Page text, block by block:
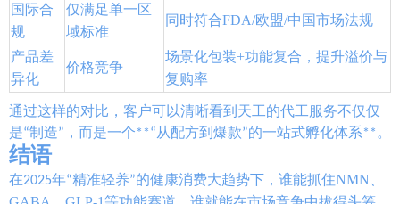
国际合
规
仅满足单一区
域标准
同时符合FDA/欧盟/中国市场法规
产品差
异化
价格竞争
场景化包装+功能复合，提升溢价与
复购率
通过这样的对比，客户可以清晰看到天工的代工服务不仅仅
是“制造”，而是一个**“从配方到爆款”的一站式孵化体系**。
结语
在2025年“精准轻养”的健康消费大趋势下， 谁能抓住NMN、